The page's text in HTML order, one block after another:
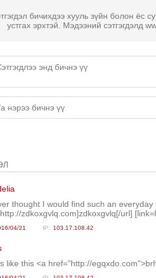
бичихдээ хууль зүйн болон ёс
устгах эрхтэй. Мэдээний сэтгэгдэлд
thought I would find such an
zdkoxgvlq.com]zdkoxgvlq[/url]
04/21 103.17.108.42
like this <a href="http://